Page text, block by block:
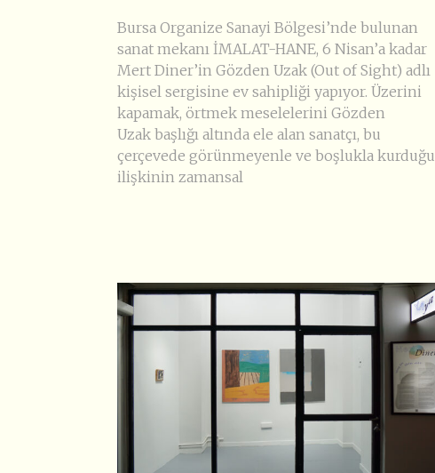
Bursa Organize Sanayi Bölgesi’nde bulunan
sanat mekanı İMALAT-HANE, 6 Nisan’a kadar
Mert Diner’in Gözden Uzak (Out of Sight) adlı
kişisel sergisine ev sahipliği yapıyor. Üzerini
kapamak, örtmek meselelerini Gözden
Uzak başlığı altında ele alan sanatçı, bu
çerçevede görünmeyenle ve boşlukla kurduğu
ilişkinin zamansal